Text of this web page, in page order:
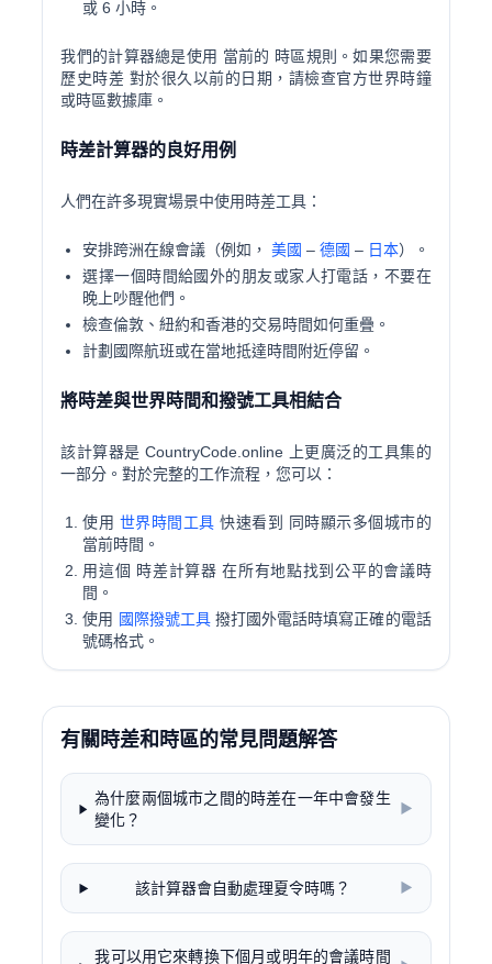
或 6 小時。
我們的計算器總是使用 當前的 時區規則。如果您需要
歷史時差 對於很久以前的日期，請檢查官方世界時鐘
或時區數據庫。
時差計算器的良好用例
人們在許多現實場景中使用時差工具：
安排跨洲在線會議（例如，美國 –德國 – 日本）。
選擇一個時間給國外的朋友或家人打電話，不要在
晚上吵醒他們。
檢查倫敦、紐約和香港的交易時間如何重疊。
計劃國際航班或在當地抵達時間附近停留。
將時差與世界時間和撥號工具相結合
該計算器是 CountryCode.online 上更廣泛的工具集的
一部分。對於完整的工作流程，您可以：
使用 世界時間工具 快速看到 同時顯示多個城市的
當前時間。
用這個 時差計算器 在所有地點找到公平的會議時
間。
使用 國際撥號工具撥打國外電話時填寫正確的電話
號碼格式。
有關時差和時區的常見問題解答
為什麼兩個城市之間的時差在一年中會發生
變化？
▶
該計算器會自動處理夏令時嗎？ ▶
我可以用它來轉換下個月或明年的會議時間